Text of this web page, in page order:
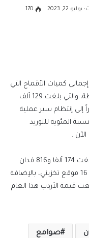
22, 2023
170
كميات الأقماح التي
تم توريدها بالشون والصوامع بنطاق المحافظة، والتي بلغت 129 ألف
إلى إنتظام سير عملية
المئوية للتوريد
يذكر أن مساحات القمح المنزرعة هذا العام بلغت 174 ألفا و816 فدان
بمختلف مراكز سوهاج، وقد وفرت المحافظة 16 موقع تخزيني، بالإضافة
بلغت قيمة الأردب هذا العام
صوامع